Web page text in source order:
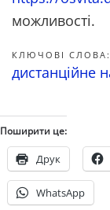
можливості.
КЛЮЧОВІ СЛОВА:
дистанційне
Поширити це:
Друк
WhatsApp